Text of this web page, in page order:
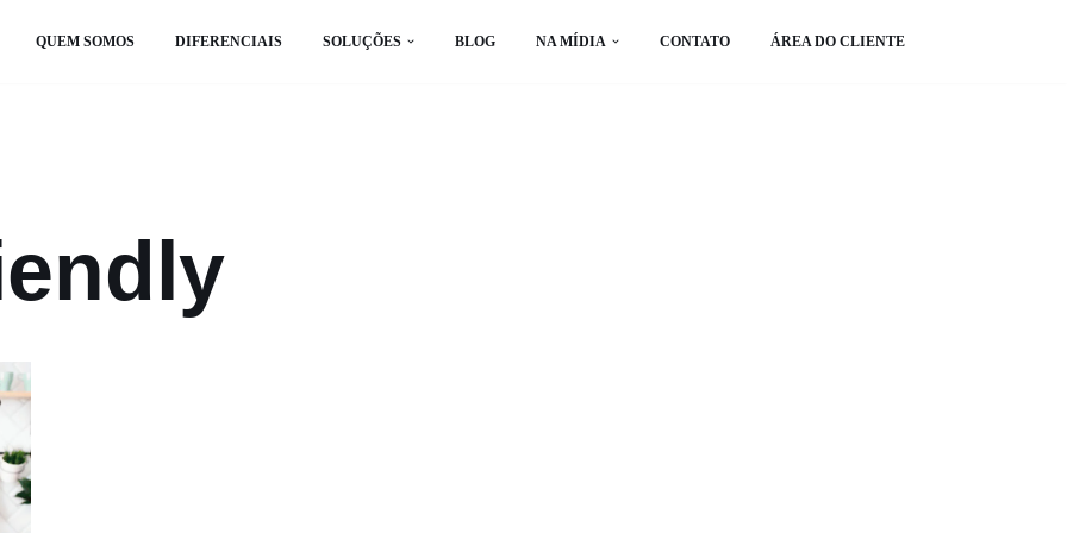
QUEM SOMOS DIFERENCIAIS SOLUÇÕES BLOG NA MÍDIA CONTATO ÁREA DO CLIENTE